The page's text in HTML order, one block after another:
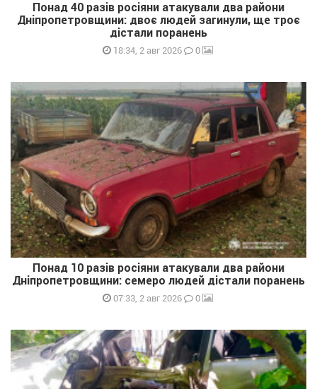
Понад 40 разів росіяни атакували два райони
Дніпропетровщини: двоє людей загинули, ще троє
дістали поранень
18:34, 2 авг 2026 0
Понад 10 разів росіяни атакували два райони
Дніпропетровщини: семеро людей дістали поранень
07:33, 2 авг 2026 0